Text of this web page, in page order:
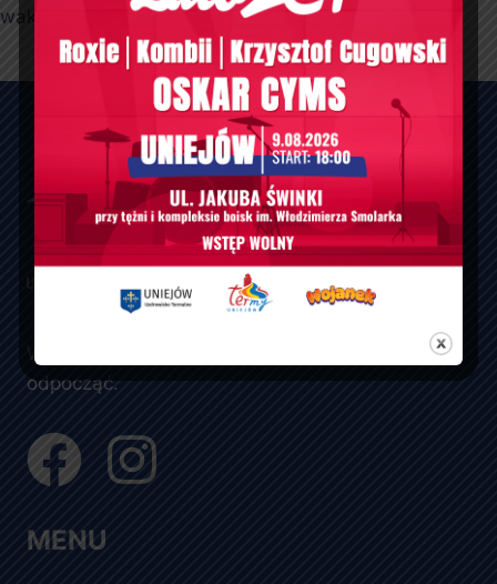
wakacji, tj. lipiec-sierpień.
Wszystko, czego potrzebujesz, by naprawdę
odpocząć.
MENU